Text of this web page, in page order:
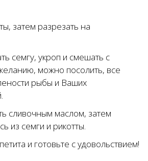
затем разрезать на
семгу, укроп и смешать с
можно посолить, все
рыбы и Ваших
сливочным маслом, затем
из семги и рикотты.
и готовьте с удовольствием!